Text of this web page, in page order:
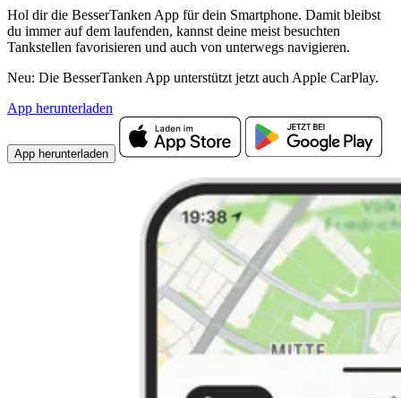
Hol dir die BesserTanken App für dein Smartphone. Damit bleibst
du immer auf dem laufenden, kannst deine meist besuchten
Tankstellen favorisieren und auch von unterwegs navigieren.
Neu: Die BesserTanken App unterstützt jetzt auch Apple CarPlay.
App herunterladen
App herunterladen